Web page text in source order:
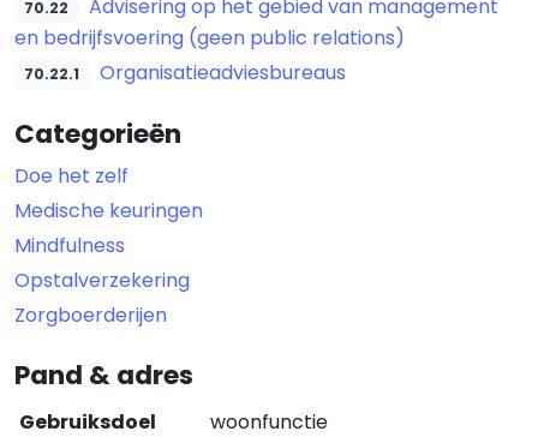
70.22
Advisering op het gebied van management
en bedrijfsvoering (geen public relations)
70.22.1 Organisatieadviesbureaus
Categorieën
Doe het zelf
Medische keuringen
Mindfulness
Opstalverzekering
Zorgboerderijen
Pand & adres
Gebruiksdoel
woonfunctie